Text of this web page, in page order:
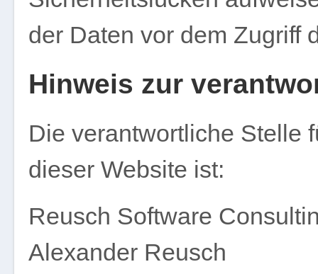
der Daten vor dem Zugriff
Hinweis zur
Die verantwortliche Stelle
dieser Website ist:
Reusch Software
Alexander Reusch